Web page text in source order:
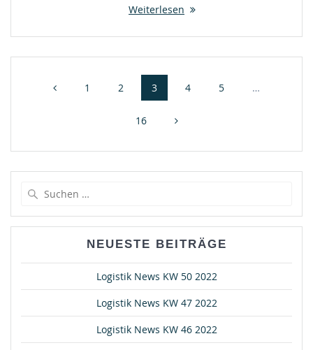
Weiterlesen
Beitragsnavigation
Seite
1 Seite
2 Seite
3 Seite
4 Seite
5 …
Seite
16
NEUESTE BEITRÄGE
Logistik News KW 50 2022
Logistik News KW 47 2022
Logistik News KW 46 2022